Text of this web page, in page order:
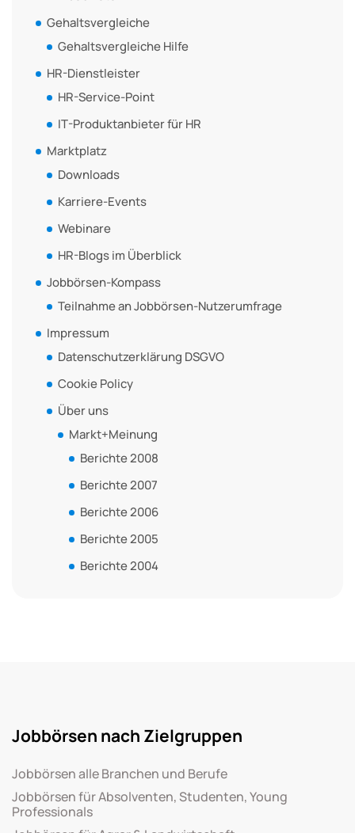
Gehaltsvergleiche
Gehaltsvergleiche Hilfe
HR-Dienstleister
HR-Service-Point
IT-Produktanbieter für HR
Marktplatz
Downloads
Karriere-Events
Webinare
HR-Blogs im Überblick
Jobbörsen-Kompass
Teilnahme an Jobbörsen-Nutzerumfrage
Impressum
Datenschutzerklärung DSGVO
Cookie Policy
Über uns
Markt+Meinung
Berichte 2008
Berichte 2007
Berichte 2006
Berichte 2005
Berichte 2004
Jobbörsen nach Zielgruppen
Jobbörsen alle Branchen und Berufe
Jobbörsen für Absolventen, Studenten, Young
Professionals